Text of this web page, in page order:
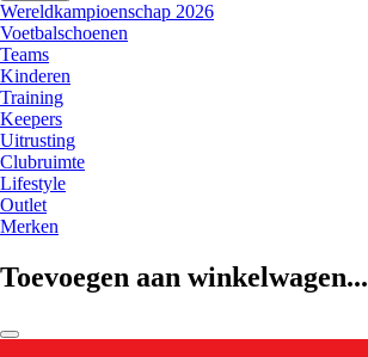
Wereldkampioenschap 2026
Voetbalschoenen
Teams
Kinderen
Training
Keepers
Uitrusting
Clubruimte
Lifestyle
Outlet
Merken
Toevoegen aan winkelwagen...